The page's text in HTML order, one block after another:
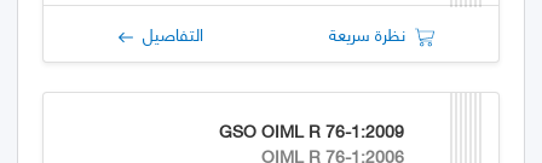
نظرة سريعة التفاصيل
GSO OIML R 76-1:2009
OIML R 76-1:2006